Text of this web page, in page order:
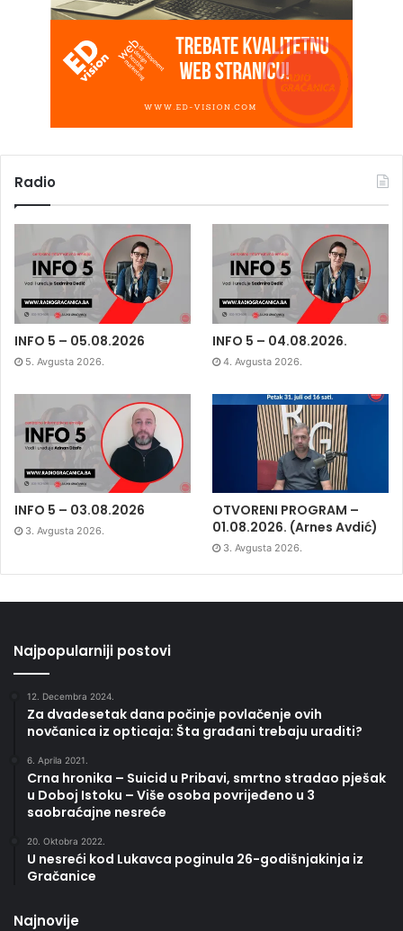
Radio
INFO 5 – 05.08.2026
5. Avgusta 2026.
INFO 5 – 04.08.2026.
4. Avgusta 2026.
INFO 5 – 03.08.2026
3. Avgusta 2026.
OTVORENI PROGRAM –
01.08.2026. (Arnes Avdić)
3. Avgusta 2026.
Najpopularniji postovi
12. Decembra 2024.
Za dvadesetak dana počinje povlačenje ovih
novčanica iz opticaja: Šta građani trebaju uraditi?
6. Aprila 2021.
Crna hronika – Suicid u Pribavi, smrtno stradao pješak
u Doboj Istoku – Više osoba povrijeđeno u 3
saobraćajne nesreće
20. Oktobra 2022.
U nesreći kod Lukavca poginula 26-godišnjakinja iz
Gračanice
Najnovije